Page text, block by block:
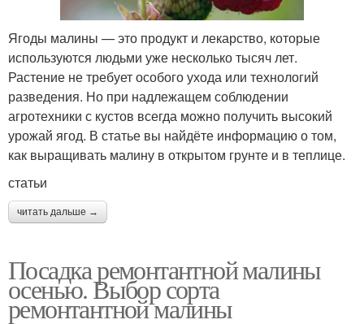
Ягоды малины — это продукт и лекарство, которые
используются людьми уже несколько тысяч лет.
Растение не требует особого ухода или технологий
разведения. Но при надлежащем соблюдении
агротехники с кустов всегда можно получить высокий
урожай ягод. В статье вы найдёте информацию о том,
как выращивать малину в открытом грунте и в теплице.
статьи
читать дальше →
Посадка ремонтантной малины
осенью. Выбор сорта
ремонтантной малины